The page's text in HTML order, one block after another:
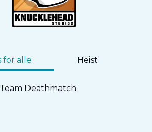
for alle Heist
Team Deathmatch